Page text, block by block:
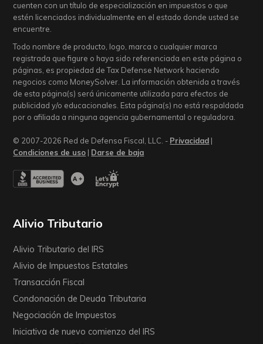
cuenten con un título de especialización en impuestos o que
estén licenciados individualmente en el estado donde usted se
encuentre.
Todo nombre de producto, logo, marca o cualquier marca
registrada que figure o haya sido referenciada en este página o
páginas, es propiedad de Tax Defense Network haciendo
negocios como MoneySolver. La información obtenida a través
de esta página(s) será únicamente utilizada para efectos de
publicidad y/o educacionales. Esta página(s) no está respaldada
por o afiliada a ninguna agencia gubernamental o reguladora.
© 2007-2026 Red de Defensa Fiscal, LLC. - Privacidad |
Condiciones de uso | Darse de baja
Alivio Tributario
Alivio Tributario del IRS
Alivio de Impuestos Estatales
Transacción Fiscal
Condonación de Deuda Tributaria
Negociación de Impuestos
Iniciativa de nuevo comienzo del IRS